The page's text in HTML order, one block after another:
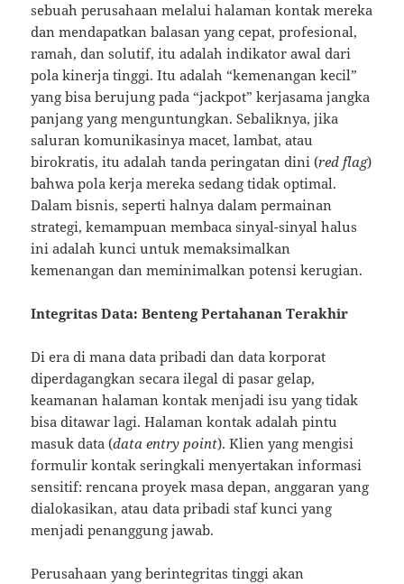
sebuah perusahaan melalui halaman kontak mereka
dan mendapatkan balasan yang cepat, profesional,
ramah, dan solutif, itu adalah indikator awal dari
pola kinerja tinggi. Itu adalah “kemenangan kecil”
yang bisa berujung pada “jackpot” kerjasama jangka
panjang yang menguntungkan. Sebaliknya, jika
saluran komunikasinya macet, lambat, atau
birokratis, itu adalah tanda peringatan dini (red flag)
bahwa pola kerja mereka sedang tidak optimal.
Dalam bisnis, seperti halnya dalam permainan
strategi, kemampuan membaca sinyal-sinyal halus
ini adalah kunci untuk memaksimalkan
kemenangan dan meminimalkan potensi kerugian.
Integritas Data: Benteng Pertahanan Terakhir
Di era di mana data pribadi dan data korporat
diperdagangkan secara ilegal di pasar gelap,
keamanan halaman kontak menjadi isu yang tidak
bisa ditawar lagi. Halaman kontak adalah pintu
masuk data (data entry point). Klien yang mengisi
formulir kontak seringkali menyertakan informasi
sensitif: rencana proyek masa depan, anggaran yang
dialokasikan, atau data pribadi staf kunci yang
menjadi penanggung jawab.
Perusahaan yang berintegritas tinggi akan